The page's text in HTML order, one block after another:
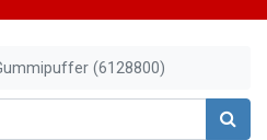
(6128800)